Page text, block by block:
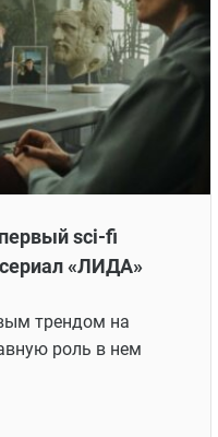
sci-fi
«ЛИДА»
трендом на
роль в нем